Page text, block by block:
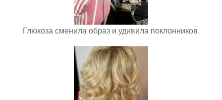
Глюкоза сменила образ и удивила поклонников.